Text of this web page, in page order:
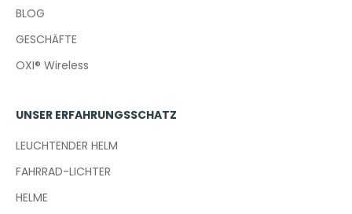
BLOG
GESCHÄFTE
OXI® Wireless
UNSER ERFAHRUNGSSCHATZ
LEUCHTENDER HELM
FAHRRAD-LICHTER
HELME